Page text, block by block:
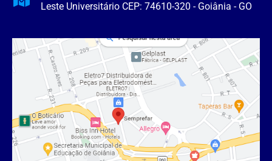
Leste Universitário CEP: 74610-320 - Goiânia - GO